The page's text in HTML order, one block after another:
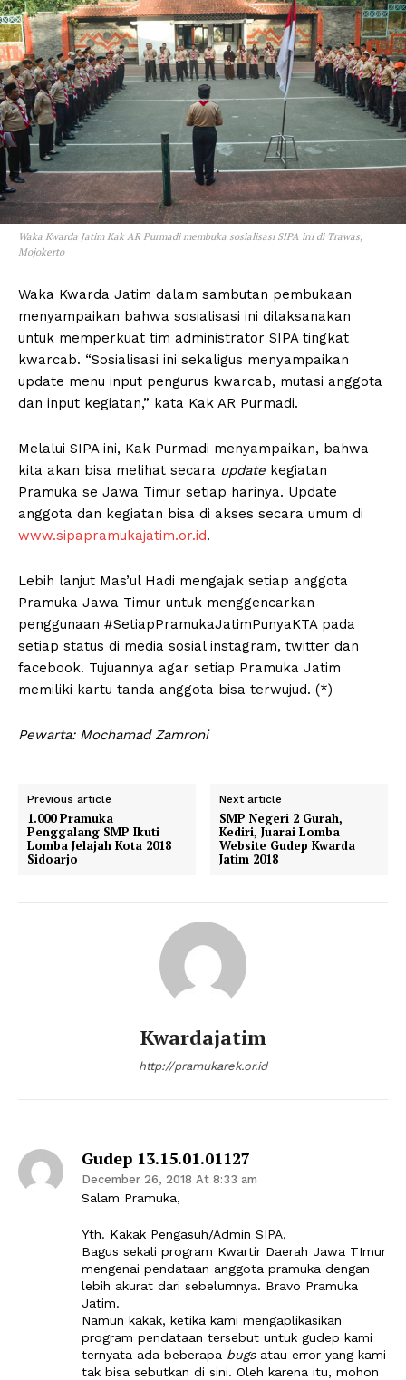
Waka Kwarda Jatim Kak AR Purmadi membuka sosialisasi SIPA ini di Trawas,
Mojokerto
Waka Kwarda Jatim dalam sambutan pembukaan
menyampaikan bahwa sosialisasi ini dilaksanakan
untuk memperkuat tim administrator SIPA tingkat
kwarcab. “Sosialisasi ini sekaligus menyampaikan
update menu input pengurus kwarcab, mutasi anggota
dan input kegiatan,” kata Kak AR Purmadi.
Melalui SIPA ini, Kak Purmadi menyampaikan, bahwa
kita akan bisa melihat secara update kegiatan
Pramuka se Jawa Timur setiap harinya. Update
anggota dan kegiatan bisa di akses secara umum di
www.sipapramukajatim.or.id.
Lebih lanjut Mas’ul Hadi mengajak setiap anggota
Pramuka Jawa Timur untuk menggencarkan
penggunaan #SetiapPramukaJatimPunyaKTA pada
setiap status di media sosial instagram, twitter dan
facebook. Tujuannya agar setiap Pramuka Jatim
memiliki kartu tanda anggota bisa terwujud. (*)
Pewarta: Mochamad Zamroni
Previous article
1.000 Pramuka
Penggalang SMP Ikuti
Lomba Jelajah Kota 2018
Sidoarjo
Next article
SMP Negeri 2 Gurah,
Kediri, Juarai Lomba
Website Gudep Kwarda
Jatim 2018
Kwardajatim
http://pramukarek.or.id
Gudep 13.15.01.01127
December 26, 2018 At 8:33 am
Salam Pramuka,
Yth. Kakak Pengasuh/Admin SIPA,
Bagus sekali program Kwartir Daerah Jawa TImur
mengenai pendataan anggota pramuka dengan
lebih akurat dari sebelumnya. Bravo Pramuka
Jatim.
Namun kakak, ketika kami mengaplikasikan
program pendataan tersebut untuk gudep kami
ternyata ada beberapa bugsatau error yang kami
tak bisa sebutkan di sini. Oleh karena itu, mohon